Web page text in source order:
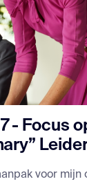
- Focus
voor mijn